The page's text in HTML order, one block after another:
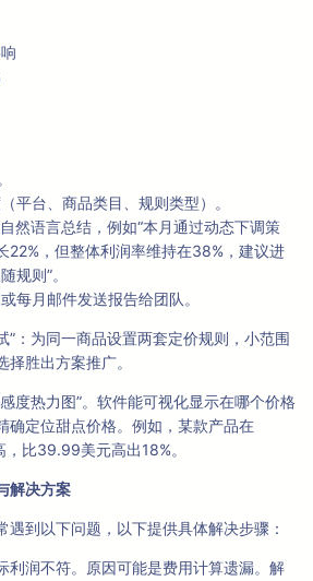
平台、商品类目、规则类型）。
然语言总结，例如“本月通过动态下调策
22%，但整体利润率维持在38%，建议进
规则”。
每月邮件发送报告给团队。
”：为同一商品设置两套定价规则，小范围
胜出方案推广。
度热力图”。软件能可视化显示在哪个价格
确定位甜点价格。例如，某款产品在
比39.99美元高出18%。
解决方案
遇到以下问题，以下提供具体解决步骤：
利润不符。原因可能是费用计算遗漏。解